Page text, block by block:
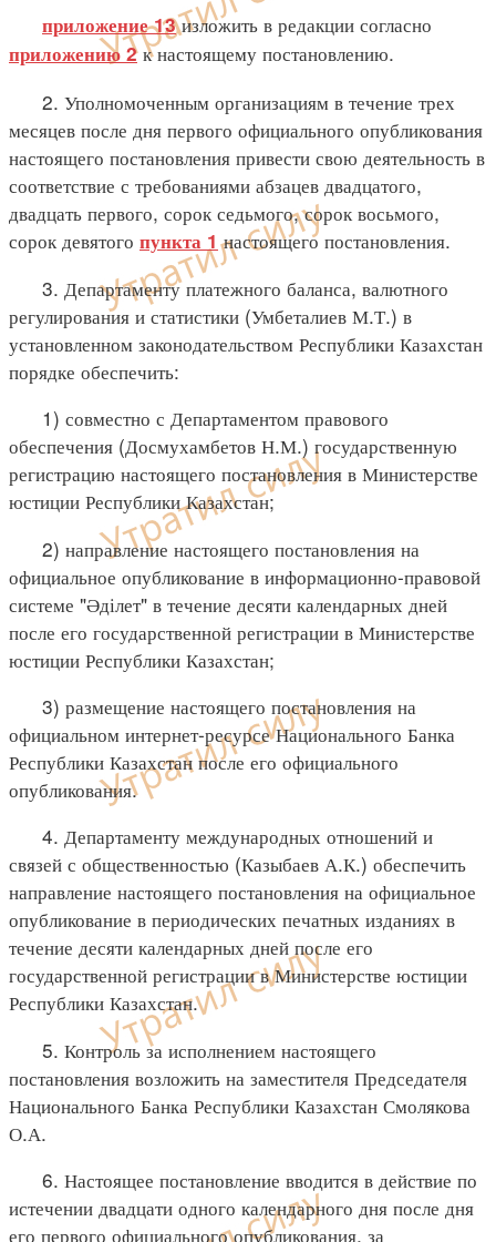
приложение 13изложить в редакции согласно
приложению 2к настоящему постановлению.
2. Уполномоченным организациям в течение трех
месяцев после дня первого официального опубликования
настоящего постановления привести свою деятельность в
соответствие с требованиями абзацев двадцатого,
двадцать первого, сорок седьмого, сорок восьмого,
сорок девятого пункта 1 настоящего постановления.
3. Департаменту платежного баланса, валютного
регулирования и статистики (Умбеталиев М.Т.) в
установленном законодательством Республики Казахстан
порядке обеспечить:
1) совместно с Департаментом правового
обеспечения (Досмухамбетов Н.М.) государственную
регистрацию настоящего постановления в Министерстве
юстиции Республики Казахстан;
2) направление настоящего постановления на
официальное опубликование в информационно-правовой
системе "Әділет" в течение десяти календарных дней
после его государственной регистрации в Министерстве
юстиции Республики Казахстан;
3) размещение настоящего постановления на
официальном интернет-ресурсе Национального Банка
Республики Казахстан после его официального
опубликования.
4. Департаменту международных отношений и
связей с общественностью (Казыбаев А.К.) обеспечить
направление настоящего постановления на официальное
опубликование в периодических печатных изданиях в
течение десяти календарных дней после его
государственной регистрации в Министерстве юстиции
Республики Казахстан.
5. Контроль за исполнением настоящего
постановления возложить на заместителя Председателя
Национального Банка Республики Казахстан Смолякова
О.А.
6. Настоящее постановление вводится в действие по
истечении двадцати одного календарного дня после дня
его первого официального опубликования, за